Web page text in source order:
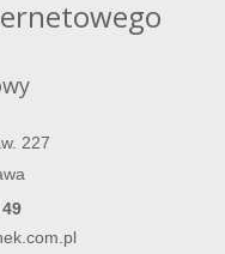
227